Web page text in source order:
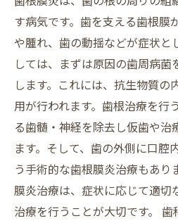
す病気です。歯を支える歯根膜
や腫れ、歯の動揺などが症状と
しては、まずは原因の歯周病菌
します。これには、抗生物質の
用が行われます。歯根治療を行
る歯髄・神経を除去し仮歯や治
ます。そして、歯の外側に口腔
う手術的な歯根膜炎治療もあり
膜炎治療は、症状に応じて適切
治療を行うことが大切です。